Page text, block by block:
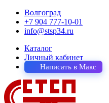
Волгоград
+7 904 777-10-01
info@stsp34.ru
Каталог
Личный кабинет
Написать в Макс